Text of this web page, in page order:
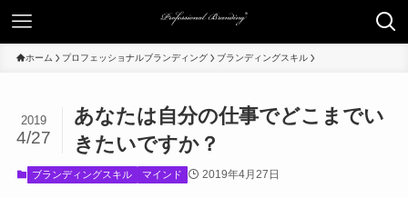
ホーム プロフェッショナルブランディング ブランディングスキル
あなたは自分の仕事でどこまでい
きたいですか？
2019
4/27
ブランディングスキル マインド 2019年4月27日